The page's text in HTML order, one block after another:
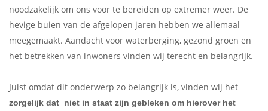
noodzakelijk om ons voor te bereiden op extremer weer. De
hevige buien van de afgelopen jaren hebben we allemaal
meegemaakt. Aandacht voor waterberging, gezond groen en
het betrekken van inwoners vinden wij terecht en belangrijk.
Juist omdat dit onderwerp zo belangrijk is, vinden wij het
zorgelijk dat niet in staat zijn gebleken om hierover het